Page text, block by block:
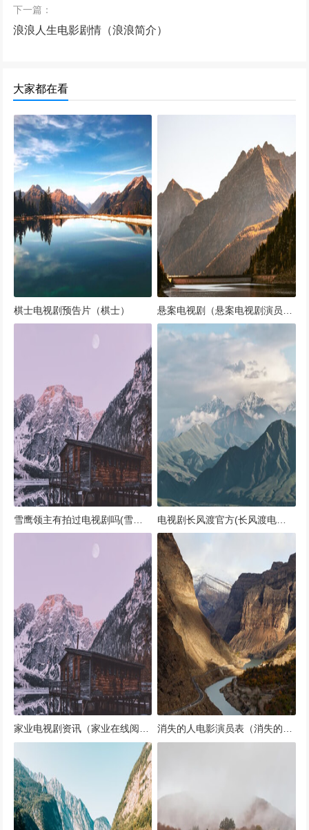
下一篇：
浪浪人生电影剧情（浪浪简介）
大家都在看
棋士电视剧预告片（棋士）
雪鹰领主有拍过电视剧吗(雪鹰领主有拍过电视剧吗多少集)
家业电视剧资讯（家业在线阅读） 消失的人电影演员表（消失的人如今都去了哪里）